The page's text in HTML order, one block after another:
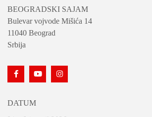
BEOGRADSKI SAJAM
Bulevar vojvode Mišića 14
11040 Beograd
Srbija
DATUM